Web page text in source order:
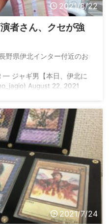
2021/8/22
者さん、クセが強
野県伊北インター付近のお
ジャギ男【本日、伊北に
August 22, 2021
2021/7/24